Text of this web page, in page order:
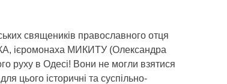
священиків православного отця
ієромонаха МИКИТУ (Олександра
руху в Одесі! Вони не могли взятися
цього історичні та суспільно-